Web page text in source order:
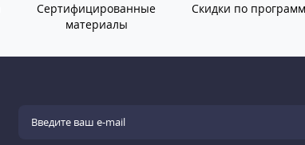
Сертифицированные
материалы
Скидки по